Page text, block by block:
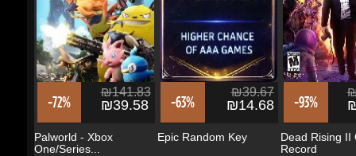
-72%
₪141.83
₪39.58
Palworld - Xbox
הוסף לסל
-63%
₪39.67
₪14.68
Epic Random Key
הוסף לסל
-93%
Dead Rising II
הוסף לסל